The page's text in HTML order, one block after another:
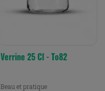
Verrine 25 Cl - To82
Beau et pratique